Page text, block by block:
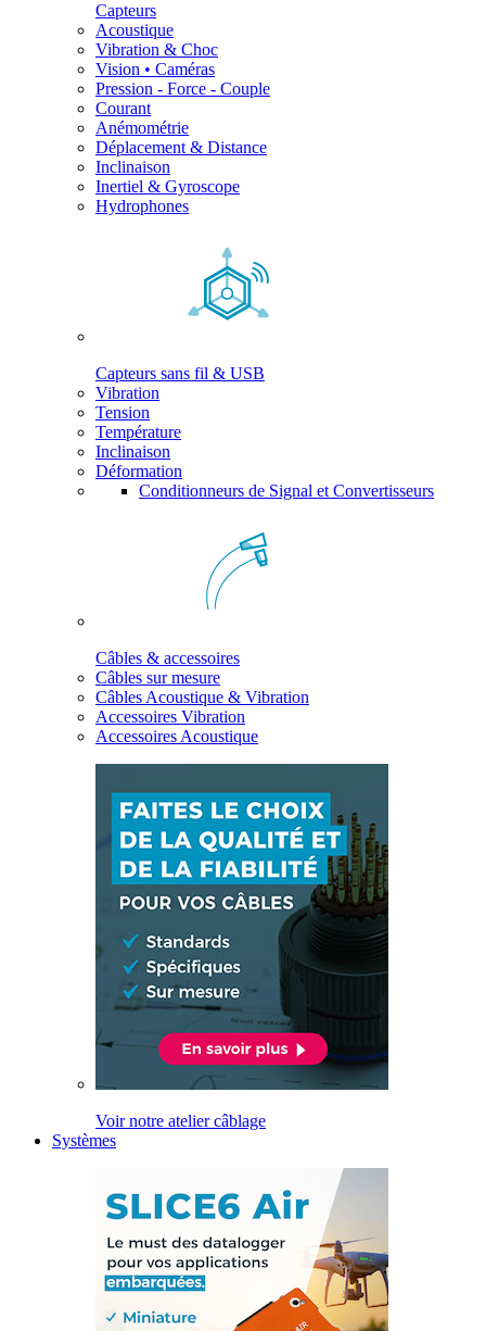
Capteurs
Acoustique
Vibration & Choc
Vision • Caméras
Pression - Force - Couple
Courant
Anémométrie
Déplacement & Distance
Inclinaison
Inertiel & Gyroscope
Hydrophones
Capteurs sans fil & USB
Vibration
Tension
Température
Inclinaison
Déformation
Conditionneurs de Signal et Convertisseurs
Câbles & accessoires
Câbles sur mesure
Câbles Acoustique & Vibration
Accessoires Vibration
Accessoires Acoustique
Voir notre atelier câblage
Systèmes